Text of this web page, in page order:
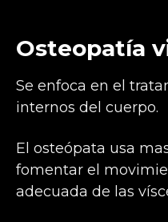
Osteopatía
Se enfoca en el
internos del cuerpo.
El osteópata usa
fomentar el
adecuada de las